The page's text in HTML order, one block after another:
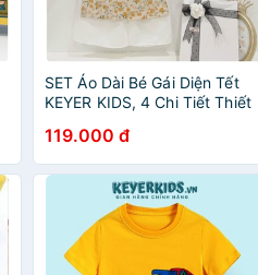
SET Áo Dài Bé Gái Diện Tết
KEYER KIDS, 4 Chi Tiết Thiết
Chéo VN13
119.000 đ